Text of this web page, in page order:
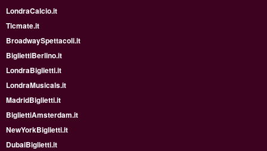
LondraCalcio.it
Ticmate.it
BroadwaySpettacoli.it
BigliettiBerlino.it
LondraBiglietti.it
LondraMusicals.it
MadridBiglietti.it
BigliettiAmsterdam.it
NewYorkBiglietti.it
DubaiBiglietti.it